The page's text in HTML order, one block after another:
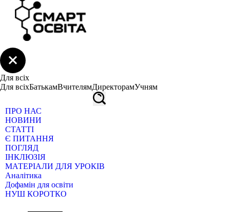
Для всіх
Для всіхБатькамВчителямДиректорамУчням
ПРО НАС
НОВИНИ
СТАТТІ
Є ПИТАННЯ
ПОГЛЯД
ІНКЛЮЗІЯ
МАТЕРІАЛИ ДЛЯ УРОКІВ
Аналітика
Дофамін для освіти
НУШ КОРОТКО